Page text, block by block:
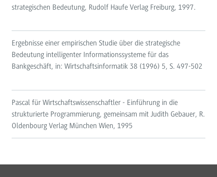
strategischen Bedeutung, Rudolf Haufe Verlag Freiburg, 1997.
Ergebnisse einer empirischen Studie über die strategische
Bedeutung intelligenter Informationssysteme für das
Bankgeschäft, in: Wirtschaftsinformatik 38 (1996) 5, S. 497-502
Pascal für Wirtschaftswissenschaftler - Einführung in die
strukturierte Programmierung, gemeinsam mit Judith Gebauer, R.
Oldenbourg Verlag München Wien, 1995